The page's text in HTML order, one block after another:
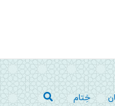
خِتام جستجو